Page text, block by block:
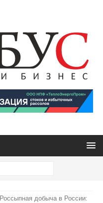
Россыпная добыча в России: